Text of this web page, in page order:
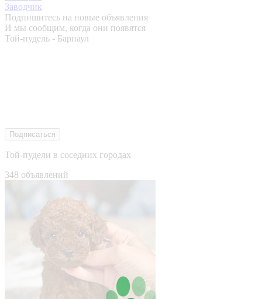
Заводчик
Подпишитесь на новые объявления
И мы сообщим, когда они появятся
Той-пудель - Барнаул
Подписаться
Той-пудели в соседних городах
348 объявлений